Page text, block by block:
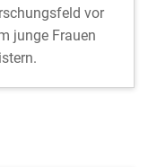
vor
junge Frauen